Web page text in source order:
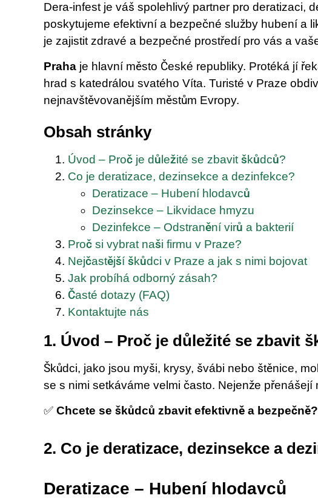
Dera-infest je váš spolehlivý partner pro deratizaci,
poskytujeme efektivní a bezpečné služby hubení a
je zajistit zdravé a bezpečné prostředí pro vás a
Praha je hlavní město České republiky. Protéká jí
hrad s katedrálou svatého Víta. Turisté v Praze
nejnavštěvovanějším městům Evropy.
Obsah stránky
Úvod – Proč je důležité se zbavit škůdců?
Co je deratizace, dezinsekce a dezinfekce?
Deratizace – Hubení hlodavců
Dezinsekce – Likvidace hmyzu
Dezinfekce – Odstranění virů a bakterií
Proč si vybrat naši firmu v Praze?
Nejčastější škůdci v Praze a jak s nimi bojovat
Jak probíhá odborný zásah?
Časté dotazy (FAQ)
Kontaktujte nás
1. Úvod – Proč je důležité se zbavit
Škůdci, jako jsou myši, krysy, švábi nebo štěnice,
se s nimi setkáváme velmi často. Nejenže
✅ Chcete se škůdců zbavit efektivně a
2. Co je deratizace, dezinsekce a
Deratizace – Hubení hlodavců